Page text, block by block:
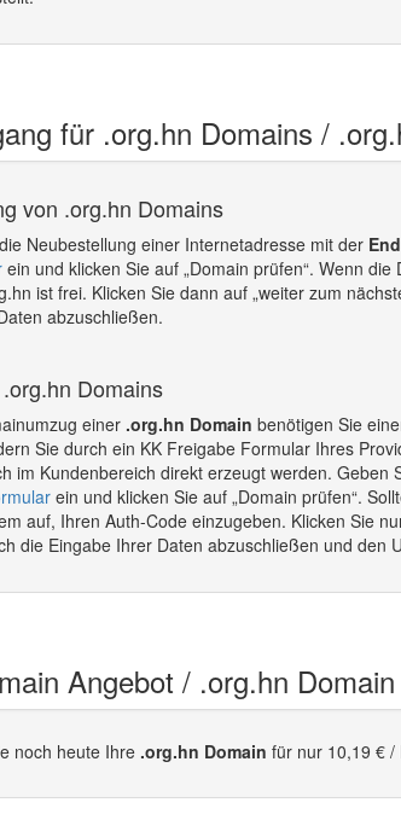
für .org.hn Domains /
von .org.hn Domains
Neubestellung einer Internetadresse mit der
ein und klicken Sie auf „Domain prüfen“. Wenn
ist frei. Klicken Sie dann auf „weiter zum
abzuschließen.
Domains
einer .org.hn Domain benötigen Sie
Sie durch ein KK Freigabe Formular Ihres
im Kundenbereich direkt erzeugt werden. Geben
ein und klicken Sie auf „Domain prüfen“.
auf, Ihren Auth-Code einzugeben. Klicken Sie
die Eingabe Ihrer Daten abzuschließen und den
Angebot / .org.hn
noch heute Ihre .org.hn Domain für nur 10,19 € /